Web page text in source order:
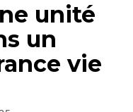
unité
un
vie